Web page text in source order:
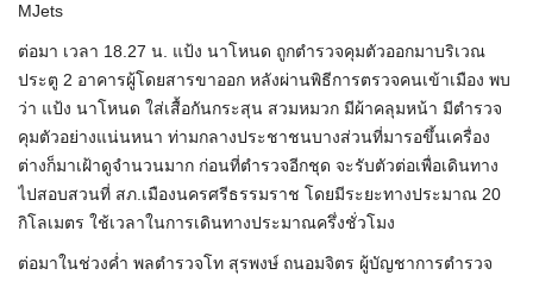
MJets
ต่อมา เวลา 18.27 น. แป้ง นาโหนด ถูกตำรวจคุมตัวออกมาบริเวณ
ประตู 2 อาคารผู้โดยสารขาออก หลังผ่านพิธีการตรวจคนเข้าเมือง พบ
ว่า แป้ง นาโหนด ใส่เสื้อกันกระสุน สวมหมวก มีผ้าคลุมหน้า มีตำรวจ
คุมตัวอย่างแน่นหนา ท่ามกลางประชาชนบางส่วนที่มารอขึ้นเครื่อง
ต่างก็มาเฝ้าดูจำนวนมาก ก่อนที่ตำรวจอีกชุด จะรับตัวต่อเพื่อเดินทาง
ไปสอบสวนที่ สภ.เมืองนครศรีธรรมราช โดยมีระยะทางประมาณ 20
กิโลเมตร ใช้เวลาในการเดินทางประมาณครึ่งชั่วโมง
ต่อมาในช่วงค่ำ พลตำรวจโท สุรพงษ์ ถนอมจิตร ผู้บัญชาการตำรวจ